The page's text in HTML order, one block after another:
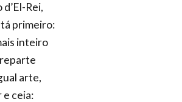
Rei,
primeiro:
inteiro
arte,
e ceia: